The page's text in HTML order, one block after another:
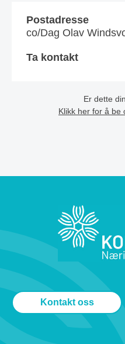
Postadresse
co/Dag Olav
Ta kontakt
Er dette
Klikk her for å be
Kontakt oss